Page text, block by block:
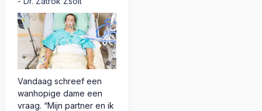
Vandaag schreef een
wanhopige dame een
vraag. “Mijn partner en ik